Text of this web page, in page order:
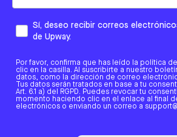
Sí, deseo recibir correos
de Upway.
Por favor, confirma que has leído la política
clic en la casilla. Al suscribirte a nuestro
datos, como la dirección de correo
Tus datos serán tratados en base a tu
Art. 6.1 a) del RGPD. Puedes revocar tu
momento haciendo clic en el enlace al final
electrónicos o enviando un correo a